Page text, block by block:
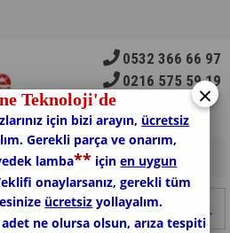
0532 366 66 97
0216 575 59 19
0 Ürün
×
Teknoloji'de
için bizi arayın, ücretsiz
Gerekli parça ve onarım,
lamba** içinen uygun
onaylarsanız, gerekli tüm
ücretsiz yollayalım.
ne olursa olsun, arıza tespiti